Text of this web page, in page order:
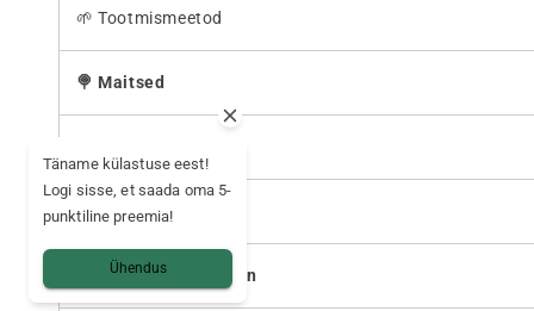
🌱 Tootmismeetod
🍭 Maitsed
🌱 Seemned
🚚 Kohaletoimetamiin
Täname külastuse eest!
Logi sisse, et saada oma 5-
punktiline preemia!
Ühendus